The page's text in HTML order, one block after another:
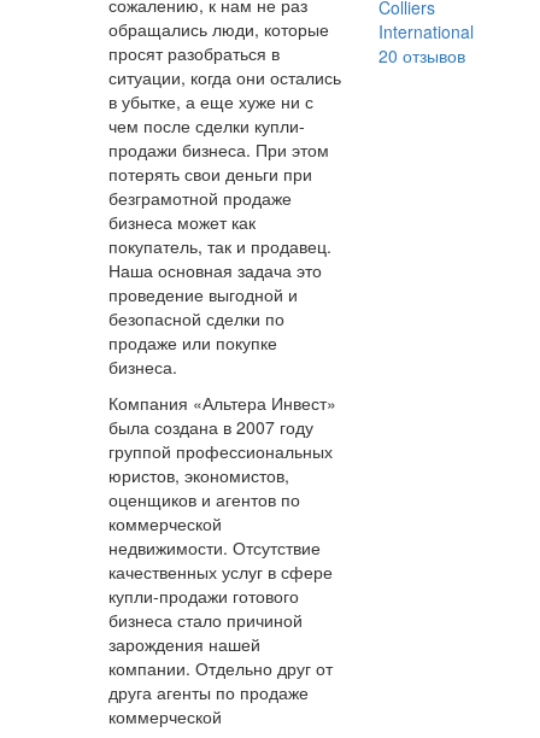
сожалению, к нам не раз
обращались люди, которые
просят разобраться в
ситуации, когда они остались
в убытке, а еще хуже ни с
чем после сделки купли-
продажи бизнеса. При этом
потерять свои деньги при
безграмотной продаже
бизнеса может как
покупатель, так и продавец.
Наша основная задача это
проведение выгодной и
безопасной сделки по
продаже или покупке
бизнеса.
Компания «Альтера Инвест»
была создана в 2007 году
группой профессиональных
юристов, экономистов,
оценщиков и агентов по
коммерческой
недвижимости. Отсутствие
качественных услуг в сфере
купли-продажи готового
бизнеса стало причиной
зарождения нашей
компании. Отдельно друг от
друга агенты по продаже
коммерческой
Colliers
International
20 отзывов